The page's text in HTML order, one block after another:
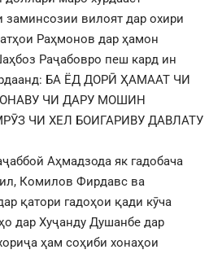
вилоят дар охири
Раҳмонов дар ҳамон
Раҷабовро пеш кард ин
БА ЁД ДОРӢ ҲАМААТ ЧИ
ЧИ ДАРУ МОШИН
ЧИ ХЕЛ БОИГАРИВУ ДАВЛАТУ
Аҳмадзода як гадобача
Комилов Фирдавс ва
қатори гадоҳои қади кӯча
дар Хуҷанду Душанбе дар
ҳам соҳиби хонаҳои